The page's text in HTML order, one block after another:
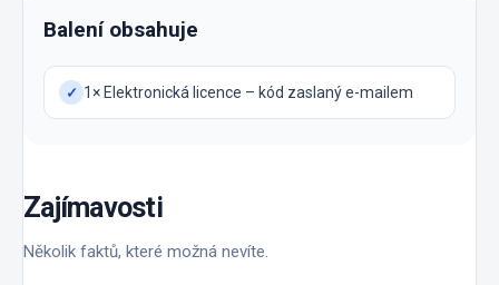
Balení obsahuje
✓ 1× Elektronická licence – kód zaslaný e-mailem
Zajímavosti
Několik faktů, které možná nevíte.